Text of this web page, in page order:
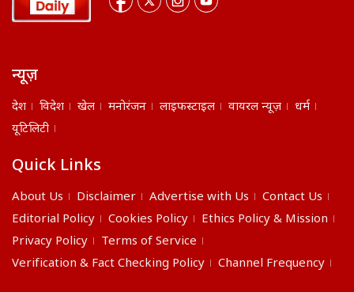
न्यूज़
देश विदेश खेल मनोरंजन लाइफस्टाइल वायरल न्यूज़
धर्म
यूटिलिटी
Quick Links
About Us Disclaimer Advertise with Us
Contact Us
Editorial Policy
Cookies Policy
Ethics Policy & Mission
Privacy Policy
Terms of Service
Verification & Fact Checking Policy
Channel Frequency